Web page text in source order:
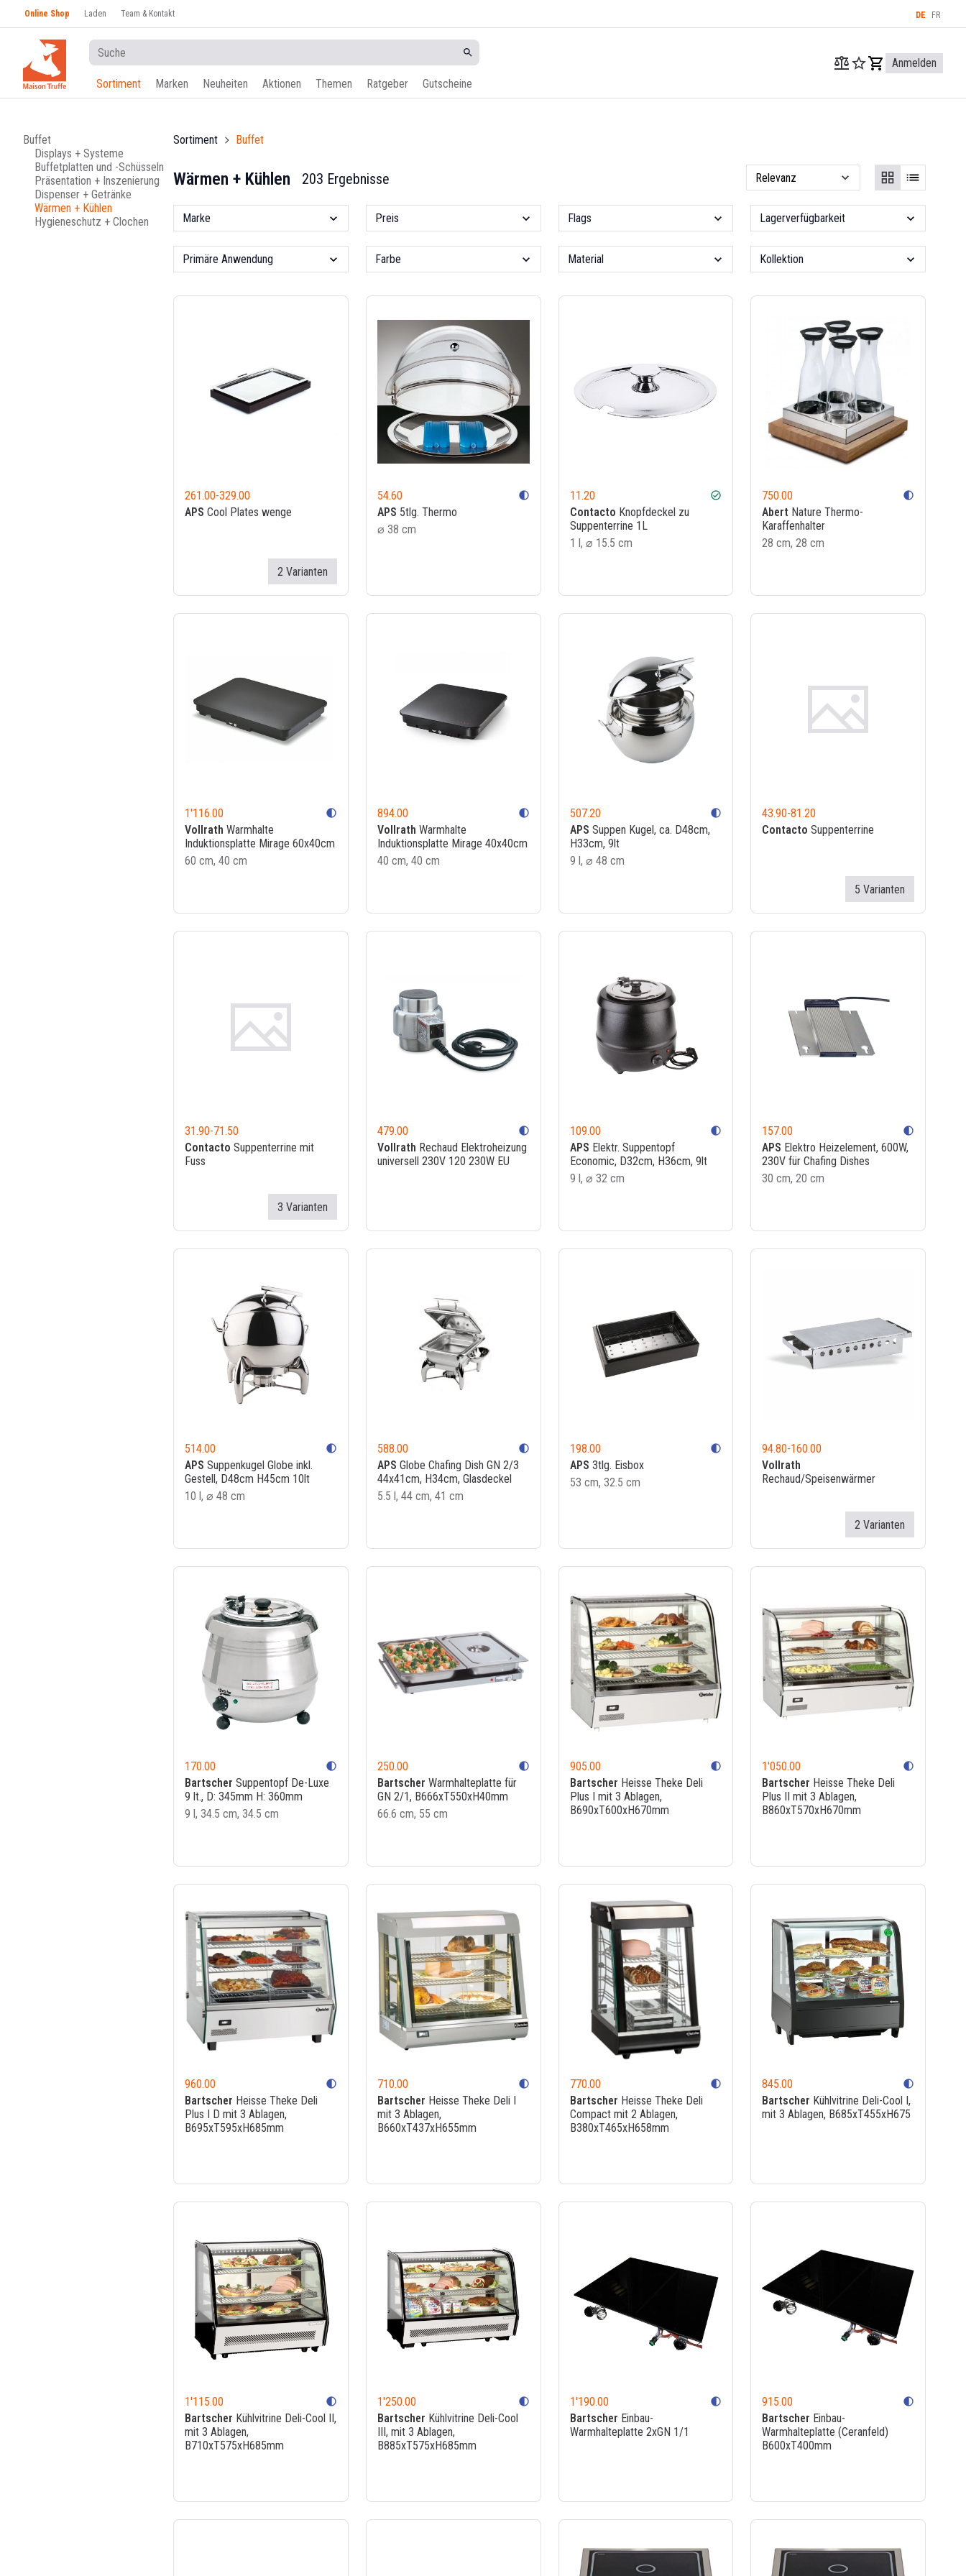
Online Shop Laden Team & Kontakt DE FR
Sortiment Marken Neuheiten Aktionen Themen Ratgeber Gutscheine
Anmelden
Buffet
Displays + Systeme
Buffetplatten und -Schüsseln
Präsentation + Inszenierung
Dispenser + Getränke
Wärmen + Kühlen
Hygieneschutz + Clochen
Sortiment Buffet
Wärmen + Kühlen 203 Ergebnisse
Marke Preis Flags Lagerverfügbarkeit
Primäre Anwendung Farbe Material Kollektion
261.00-329.00
APS Cool Plates wenge
2 Varianten
54.60 contrast
APS 5tlg. Thermo
⌀ 38 cm
11.20 check_circle
Contacto Knopfdeckel zu
Suppenterrine 1L
1 l, ⌀ 15.5 cm
750.00 contrast
Abert Nature Thermo-
Karaffenhalter
28 cm, 28 cm
1'116.00 contrast
Vollrath Warmhalte
Induktionsplatte Mirage 60x40cm
60 cm, 40 cm
894.00 contrast
Vollrath Warmhalte
Induktionsplatte Mirage 40x40cm
40 cm, 40 cm
507.20 contrast
APS Suppen Kugel, ca. D48cm,
H33cm, 9lt
9 l, ⌀ 48 cm
43.90-81.20
Contacto Suppenterrine
5 Varianten
31.90-71.50
Contacto Suppenterrine mit
Fuss
3 Varianten
479.00 contrast
Vollrath Rechaud Elektroheizung
universell 230V 120 230W EU
109.00 contrast
APS Elektr. Suppentopf
Economic, D32cm, H36cm, 9lt
9 l, ⌀ 32 cm
157.00 contrast
APS Elektro Heizelement, 600W,
230V für Chafing Dishes
30 cm, 20 cm
514.00 contrast
APS Suppenkugel Globe inkl.
Gestell, D48cm H45cm 10lt
10 l, ⌀ 48 cm
588.00 contrast
APS Globe Chafing Dish GN 2/3
44x41cm, H34cm, Glasdeckel
5.5 l, 44 cm, 41 cm
198.00 contrast
APS 3tlg. Eisbox
53 cm, 32.5 cm
94.80-160.00
Vollrath
Rechaud/Speisenwärmer
2 Varianten
170.00 contrast
Bartscher Suppentopf De-Luxe
9 lt., D: 345mm H: 360mm
9 l, 34.5 cm, 34.5 cm
250.00 contrast
Bartscher Warmhalteplatte für
GN 2/1, B666xT550xH40mm
66.6 cm, 55 cm
905.00 contrast
Bartscher Heisse Theke Deli
Plus I mit 3 Ablagen,
B690xT600xH670mm
1'050.00 contrast
Bartscher Heisse Theke Deli
Plus II mit 3 Ablagen,
B860xT570xH670mm
960.00 contrast
Bartscher Heisse Theke Deli
Plus I D mit 3 Ablagen,
B695xT595xH685mm
710.00 contrast
Bartscher Heisse Theke Deli I
mit 3 Ablagen,
B660xT437xH655mm
770.00 contrast
Bartscher Heisse Theke Deli
Compact mit 2 Ablagen,
B380xT465xH658mm
845.00 contrast
Bartscher Kühlvitrine Deli-Cool I,
mit 3 Ablagen, B685xT455xH675
1'115.00 contrast
Bartscher Kühlvitrine Deli-Cool II,
mit 3 Ablagen,
B710xT575xH685mm
1'250.00 contrast
Bartscher Kühlvitrine Deli-Cool
III, mit 3 Ablagen,
B885xT575xH685mm
1'190.00 contrast
Bartscher Einbau-
Warmhalteplatte 2xGN 1/1
915.00 contrast
Bartscher Einbau-
Warmhalteplatte (Ceranfeld)
B600xT400mm